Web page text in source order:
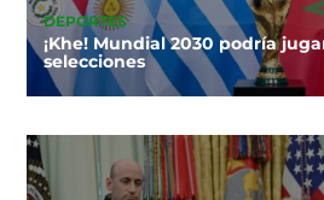
DEPORTES
¡Khe! Mundial 2030 podría
selecciones